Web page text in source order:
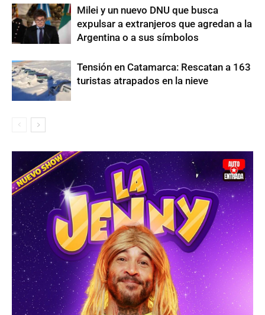
Milei y un nuevo DNU que busca
expulsar a extranjeros que agredan a la
Argentina o a sus símbolos
Tensión en Catamarca: Rescatan a 163
turistas atrapados en la nieve